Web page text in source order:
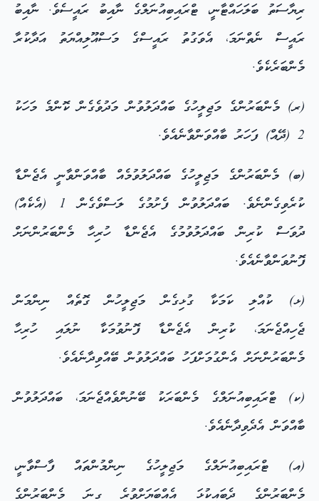
ރިޔާސަތު ބަލަހައްޓާނީ، ޓްރައިބިއުނަލްގެ ނާއިބު ރައީސެވެ. ނާއިބު
ރައީސް ނެތްނަމަ، އެވަގުތު ރައީސްގެ މަސްއޫލިއްޔަތު އަދާކުރާ
މެންބަރެކެވެ.
(ރ) މެންބަރުންގެ މަޖިލީހުގެ ބައްދަލުވުން މަދުވެގެން ކޮންމެ މަހަކު
2 (ދޭއް) ފަހަރު ބާއްވަންވާނެއެވެ.
(ބ) މެންބަރުންގެ މަޖިލީހުގެ ބައްދަލުވުމެއް ބާއްވަންވާނީ އެޖެންޑާ
ކުރެވިގެންނެވެ. ބައްދަލުވުން ފެށުމުގެ ލަސްވެގެން 1 (އެކެއް)
ދުވަސް ކުރިން ބައްދަލުވުމުގެ އެޖެންޑާ ހުރިހާ މެންބަރުންނަށް
ފޮނުވަންވާނެއެވެ.
(ޅ) ކުއްލި ކަމަކާ ގުޅިގެން މަޖިލީހުން ގޮތެއް ނިންމަން
ޖެހިއްޖެނަމަ، ކުރިން އެޖެންޑާ ފޮނުވުމަކާ ނުލައި ހުރިހާ
މެންބަރުންނަށް އެންގުމަށްފަހު ބައްދަލުވުން ބޭއްވިދާނެއެވެ.
(ކ) ޓްރައިބިއުނަލްގެ މެންބަރަކު ބޭނުންވެއްޖެނަމަ، ބައްދަލުވުން
ބާއްވަން އެދެވިދާނެއެވެ.
(އ) ޓްރައިބިއުނަލްގެ މަޖިލީހުގެ ނިންމުންތައް ފާސްވާނީ،
މެންބަރުންގެ ދެބައިކުޅަ އެއްބަޔަށްވުރެ ގިނަ މެންބަރުންގެ